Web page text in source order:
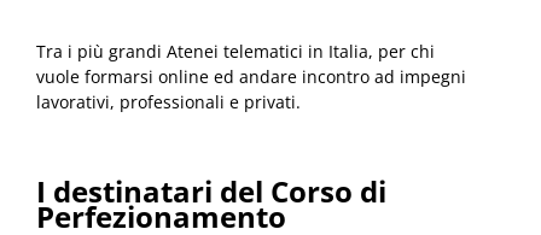
Tra i più grandi Atenei telematici in Italia, per chi
vuole formarsi online ed andare incontro ad impegni
lavorativi, professionali e privati.
I destinatari del Corso di
Perfezionamento